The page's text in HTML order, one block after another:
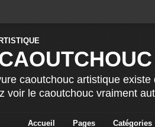
caoutchouc artistique
voir le caoutchouc vraiment
Accueil Pages Catégories